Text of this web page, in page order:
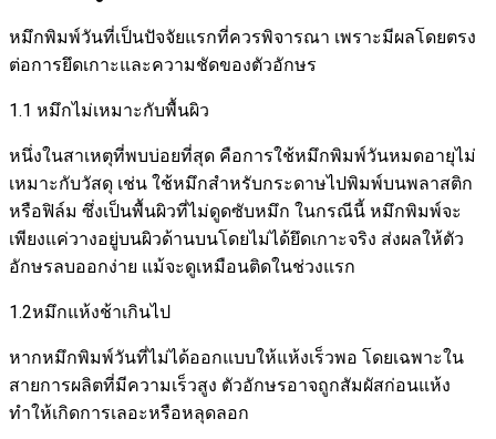
หมึกพิมพ์วันที่เป็นปัจจัยแรกที่ควรพิจารณา เพราะมีผลโดยตรง
ต่อการยึดเกาะและความชัดของตัวอักษร
1.1 หมึกไม่เหมาะกับพื้นผิว
หนึ่งในสาเหตุที่พบบ่อยที่สุด คือการใช้หมึกพิมพ์วันหมดอายุไม่
เหมาะกับวัสดุ เช่น ใช้หมึกสำหรับกระดาษไปพิมพ์บนพลาสติก
หรือฟิล์ม ซึ่งเป็นพื้นผิวที่ไม่ดูดซับหมึก ในกรณีนี้ หมึกพิมพ์จะ
เพียงแค่วางอยู่บนผิวด้านบนโดยไม่ได้ยึดเกาะจริง ส่งผลให้ตัว
อักษรลบออกง่าย แม้จะดูเหมือนติดในช่วงแรก
1.2หมึกแห้งช้าเกินไป
หากหมึกพิมพ์วันที่ไม่ได้ออกแบบให้แห้งเร็วพอ โดยเฉพาะใน
สายการผลิตที่มีความเร็วสูง ตัวอักษรอาจถูกสัมผัสก่อนแห้ง
ทำให้เกิดการเลอะหรือหลุดลอก